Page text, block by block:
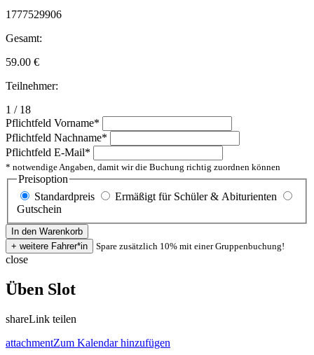
1777529906
Gesamt:
59.00 €
Teilnehmer:
1 / 18
Pflichtfeld Vorname*
Pflichtfeld Nachname*
Pflichtfeld E-Mail*
* notwendige Angaben, damit wir die Buchung richtig zuordnen können
Preisoption
Standardpreis
Ermäßigt für Schüler & Abiturienten
Gutschein
Spare zusätzlich 10% mit einer Gruppenbuchung!
close
Üben Slot
shareLink teilen
attachmentZum Kalendar hinzufügen